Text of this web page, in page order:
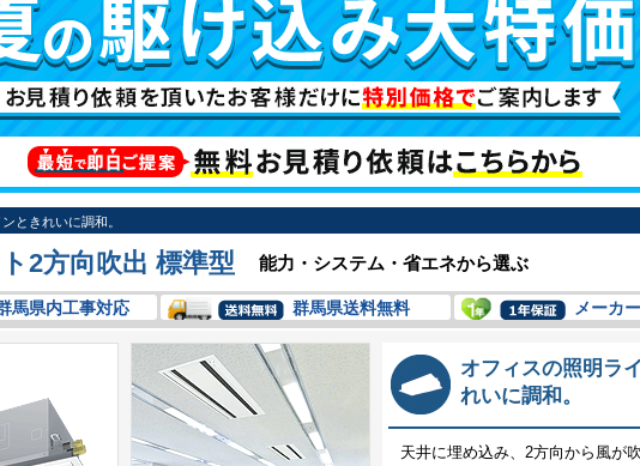
ときれいに調和。
2方向吹出 標準型 能力・システム・省エネから選ぶ
馬県内工事対応 群馬県送料無料 メーカ
オフィスの照明ラ
れいに調和。
天井に埋め込み、2方向から風が